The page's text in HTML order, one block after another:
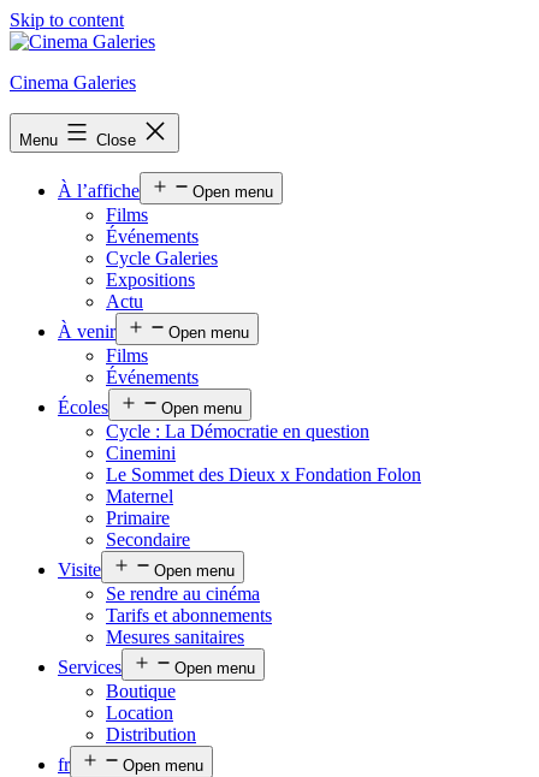
Skip to content
Cinema Galeries
Menu Close
À l’affiche Open menu
Films
Événements
Cycle Galeries
Expositions
Actu
À venir
Open menu
Films
Événements
Écoles
Open menu
Cycle : La Démocratie en question
Cinemini
Le Sommet des Dieux x Fondation Folon
Maternel
Primaire
Secondaire
Visite
Open menu
Se rendre au cinéma
Tarifs et abonnements
Mesures sanitaires
Services
Open menu
Boutique
Location
Distribution
fr
Open menu